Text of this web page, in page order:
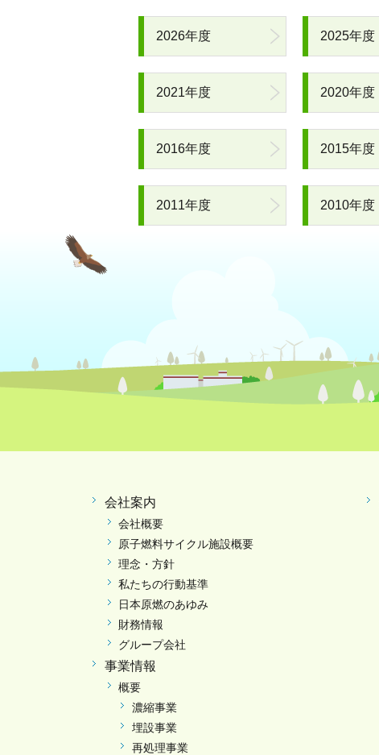
2026年度 2025年度
2021年度 2020年度
2016年度 2015年度
2011年度 2010年度
会社案内
会社概要
原子燃料サイクル施設概要
理念・方針
私たちの行動基準
日本原燃のあゆみ
財務情報
グループ会社
事業情報
概要
濃縮事業
埋設事業
再処理事業